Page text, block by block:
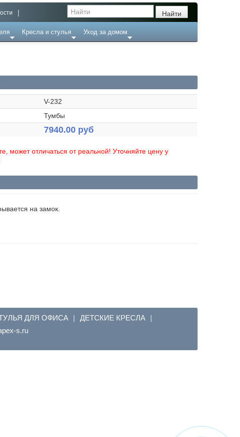
|
Кресла и стулья Уход за домом
V-232
Тумбы
7940.00 руб
может отличаться от реальной! Уточняйте цену у
на замок.
ДЛЯ ОФИСА | ДЕТСКИЕ КРЕСЛА |